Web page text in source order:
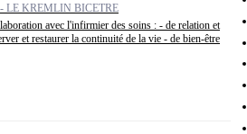
LE KREMLIN BICETRE
avec l'infirmier des soins : - de relation et
et restaurer la continuité de la vie - de bien-être